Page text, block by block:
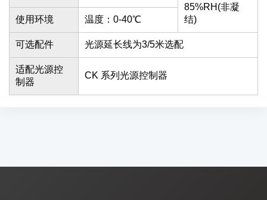
85%RH(非凝
结)
使用环境 温度：0-40℃
可选配件 光源延长线为3/5米选配
适配光源控
制器
CK 系列光源控制器